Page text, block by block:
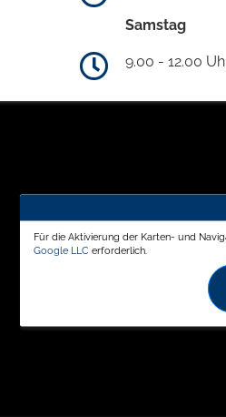
Samstag
9.00 - 12.00
Für die Aktivierung der Karten- und
Google LLC erforderlich.